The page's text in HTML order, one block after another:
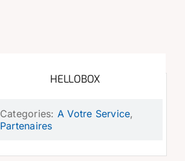
HELLOBOX
Categories: A Votre Service,
Partenaires